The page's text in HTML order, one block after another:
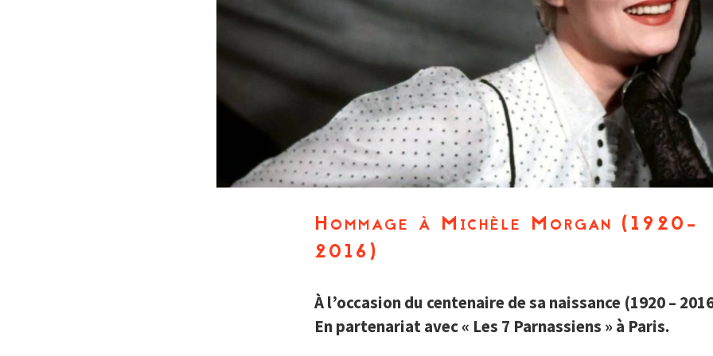
Hommage à Michèle Morgan (1920-
2016)
À l’occasion du centenaire de sa naissance (1920 –
En partenariat avec « Les 7 Parnassiens » à Paris.